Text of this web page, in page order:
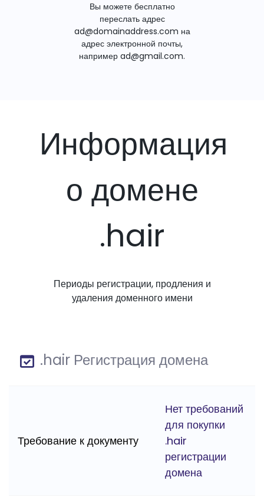
Вы можете бесплатно
переслать адрес
ad@domainaddress.com на
адрес электронной почты,
например ad@gmail.com.
Информация
о домене
.hair
Периоды регистрации, продления и
удаления доменного имени
.hair Регистрация домена
Требование к документу
Нет требований
для покупки
.hair
регистрации
домена